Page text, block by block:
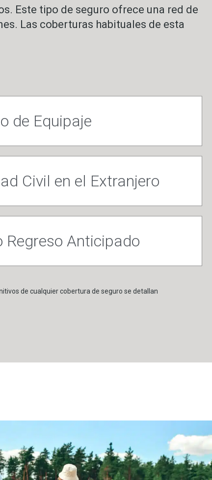
Este tipo de seguro ofrece una red de
Las coberturas habituales de esta
de Equipaje
Civil en el Extranjero
Regreso Anticipado
de cualquier cobertura de seguro se detallan